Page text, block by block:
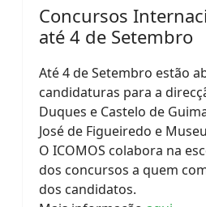
Concursos
até 4 de Setembro
Até 4 de Setembro estão
candidaturas para a
Duques e Castelo de
José de Figueiredo e
O ICOMOS colabora na
dos concursos a quem
dos candidatos.